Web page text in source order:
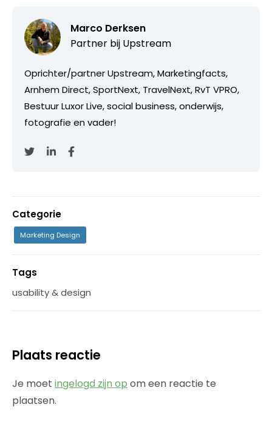
Marco Derksen
Partner bij Upstream
Oprichter/partner Upstream, Marketingfacts,
Arnhem Direct, SportNext, TravelNext, RvT VPRO,
Bestuur Luxor Live, social business, onderwijs,
fotografie en vader!
Categorie
Marketing Design
Tags
usability & design
Plaats reactie
Je moet ingelogd zijn op om een reactie te
plaatsen.